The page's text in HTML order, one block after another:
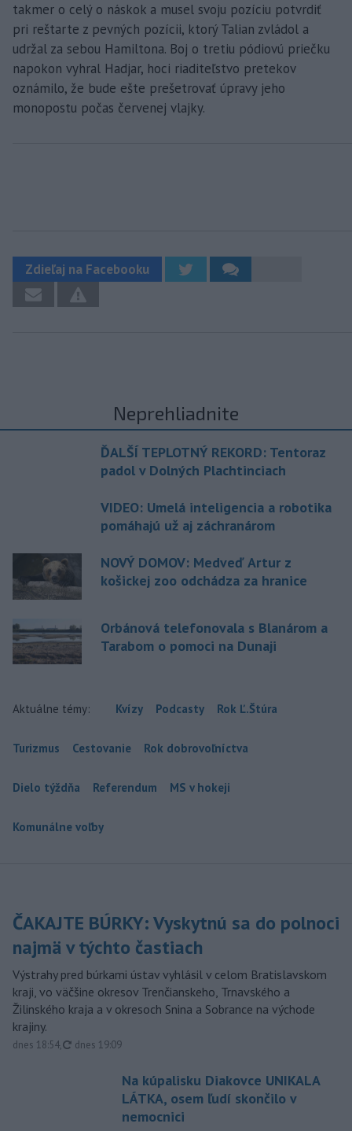
takmer o celý o náskok a musel svoju pozíciu potvrdiť
pri reštarte z pevných pozícii, ktorý Talian zvládol a
udržal za sebou Hamiltona. Boj o tretiu pódiovú priečku
napokon vyhral Hadjar, hoci riaditeľstvo pretekov
oznámilo, že bude ešte prešetrovať úpravy jeho
monopostu počas červenej vlajky.
Zdieľaj na Facebooku
Neprehliadnite
ĎALŠÍ TEPLOTNÝ REKORD: Tentoraz
padol v Dolných Plachtinciach
VIDEO: Umelá inteligencia a robotika
pomáhajú už aj záchranárom
NOVÝ DOMOV: Medveď Artur z
košickej zoo odchádza za hranice
Orbánová telefonovala s Blanárom a
Tarabom o pomoci na Dunaji
Aktuálne témy: Kvízy Podcasty Rok Ľ.Štúra
Turizmus Cestovanie Rok dobrovoľníctva
Dielo týždňa Referendum MS v hokeji
Komunálne voľby
ČAKAJTE BÚRKY: Vyskytnú sa do polnoci
najmä v týchto častiach
Výstrahy pred búrkami ústav vyhlásil v celom Bratislavskom
kraji, vo väčšine okresov Trenčianskeho, Trnavského a
Žilinského kraja a v okresoch Snina a Sobrance na východe
krajiny.
dnes 18:54, aktualizované
dnes 19:09
Na kúpalisku Diakovce UNIKALA
LÁTKA, osem ľudí skončilo v
nemocnici